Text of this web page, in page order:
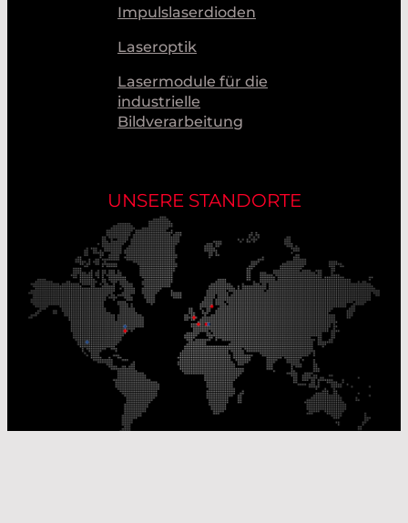
Impulslaserdioden
Laseroptik
Lasermodule für die
industrielle
Bildverarbeitung
UNSERE STANDORTE